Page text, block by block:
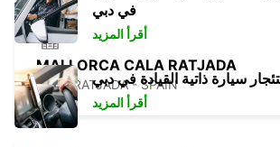
MALLORCA CALA RATJADA
CALA RATJADA - SPAIN
في دبي
أقرأ المزيد
سيارة ذاتية القيادة في دبي
أقرأ المزيد